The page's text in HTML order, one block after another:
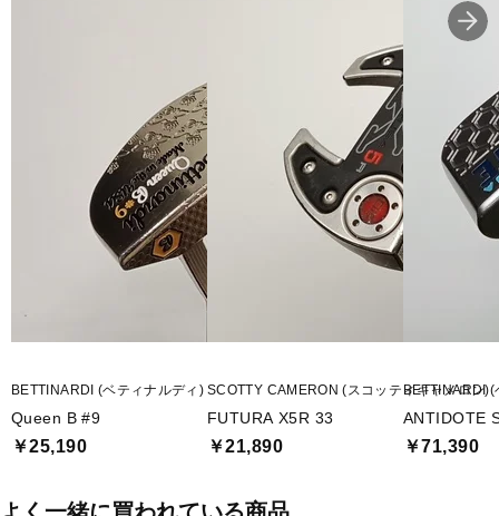
BETTINARDI (ベティナルディ)
Queen B #9
￥25,190
SCOTTY CAMERON (スコッティキャメロン)
FUTURA X5R 33
￥21,890
BETTINARDI
ANTIDOTE
￥71,390